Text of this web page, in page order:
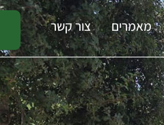
מאמרים צור קשר